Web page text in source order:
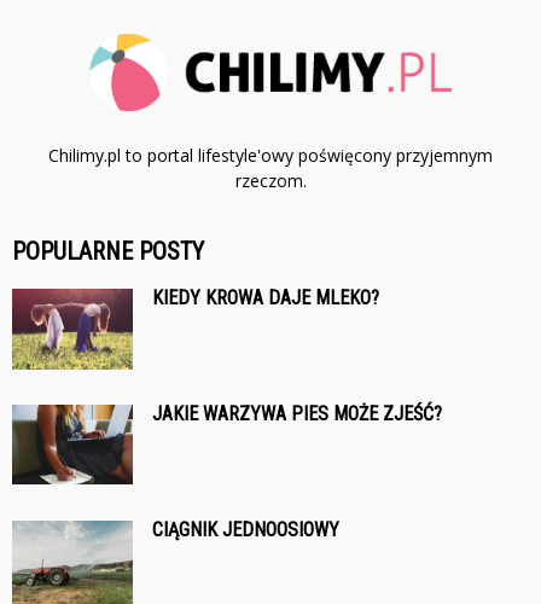
Chilimy.pl to portal lifestyle'owy poświęcony przyjemnym
rzeczom.
POPULARNE POSTY
KIEDY KROWA DAJE MLEKO?
JAKIE WARZYWA PIES MOŻE ZJEŚĆ?
CIĄGNIK JEDNOOSIOWY